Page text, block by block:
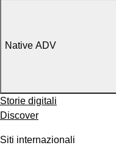
Native ADV
Storie digitali
Discover
Siti internazionali